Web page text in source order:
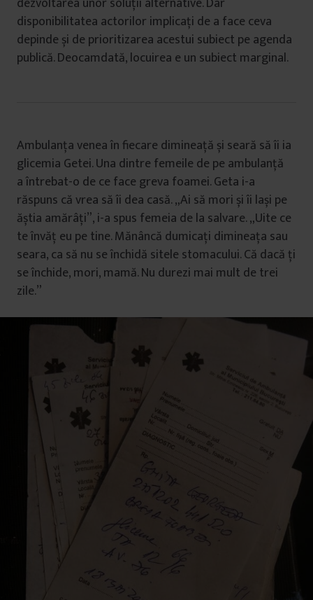
disponibilitatea actorilor implicați de a face ceva
depinde și de prioritizarea acestui subiect pe agenda
publică. Deocamdată, locuirea e un subiect marginal.
Ambulanța venea în fiecare dimineață și seară să îi ia
glicemia Getei. Una dintre femeile de pe ambulanță
a întrebat-o de ce face greva foamei. Geta i-a
răspuns că vrea să îi dea casă. „Ai să mori și îi lași pe
ăștia amărâți”, i-a spus femeia de la salvare. „Uite ce
te învăț eu pe tine. Mănâncă dumicați dimineața sau
seara, ca să nu se închidă sitele stomacului. Că dacă ți
se închide, mori, mamă. Nu durezi mai mult de trei
zile.”